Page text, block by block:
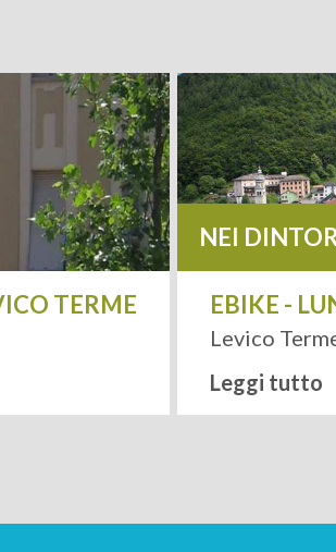
TERME
NEI
EBIKE -
Levico
Leggi tutto